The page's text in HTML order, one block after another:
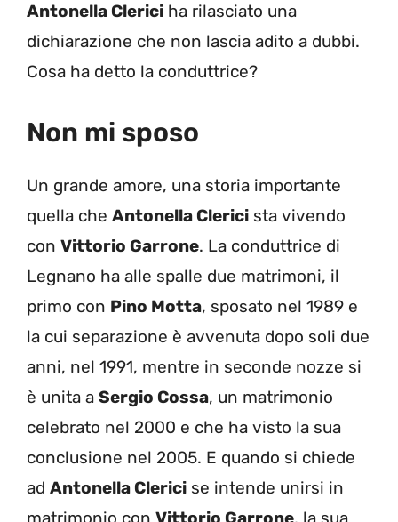
Antonella Clerici ha rilasciato una
dichiarazione che non lascia adito a dubbi.
Cosa ha detto la conduttrice?
Non mi sposo
Un grande amore, una storia importante
quella che Antonella Clerici sta vivendo
con Vittorio Garrone. La conduttrice di
Legnano ha alle spalle due matrimoni, il
primo con Pino Motta, sposato nel 1989 e
la cui separazione è avvenuta dopo soli due
anni, nel 1991, mentre in seconde nozze si
è unita a Sergio Cossa, un matrimonio
celebrato nel 2000 e che ha visto la sua
conclusione nel 2005. E quando si chiede
ad Antonella Clerici se intende unirsi in
matrimonio con Vittorio Garrone, la sua